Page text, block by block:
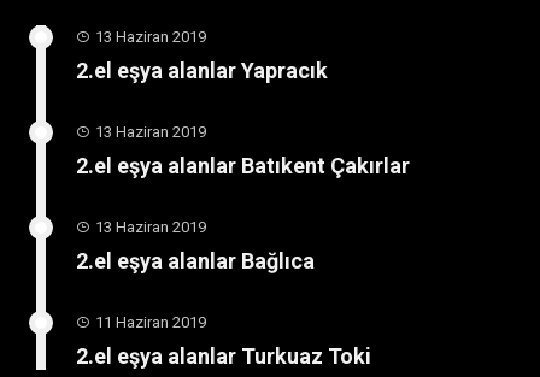
13 Haziran 2019
2.el eşya alanlar Yapracık
13 Haziran 2019
2.el eşya alanlar Batıkent Çakırlar
13 Haziran 2019
2.el eşya alanlar Bağlıca
11 Haziran 2019
2.el eşya alanlar Turkuaz Toki